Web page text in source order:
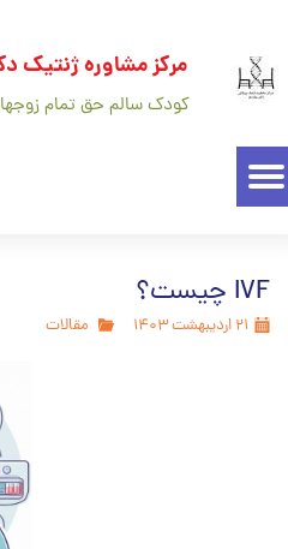
مرکز مشاوره ژنتیک
کودک سالم حق تمام
IVF چیست؟
۲۱ اردیبهشت ۱۴۰۳ مقالات